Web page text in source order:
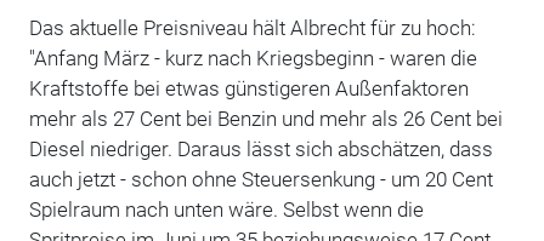
Das aktuelle Preisniveau hält Albrecht für zu hoch:
"Anfang März - kurz nach Kriegsbeginn - waren die
Kraftstoffe bei etwas günstigeren Außenfaktoren
mehr als 27 Cent bei Benzin und mehr als 26 Cent bei
Diesel niedriger. Daraus lässt sich abschätzen, dass
auch jetzt - schon ohne Steuersenkung - um 20 Cent
Spielraum nach unten wäre. Selbst wenn die